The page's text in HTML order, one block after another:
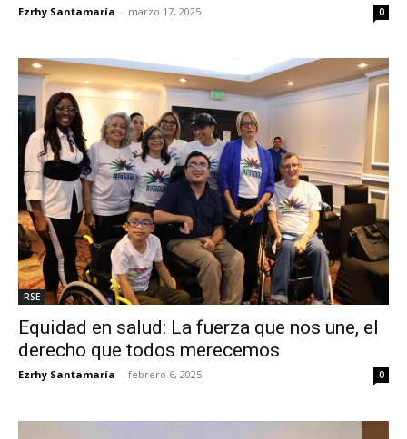
Ezrhy Santamaría - marzo 17, 2025 0
RSE
Equidad en salud: La fuerza que nos une, el
derecho que todos merecemos
Ezrhy Santamaría - febrero 6, 2025 0